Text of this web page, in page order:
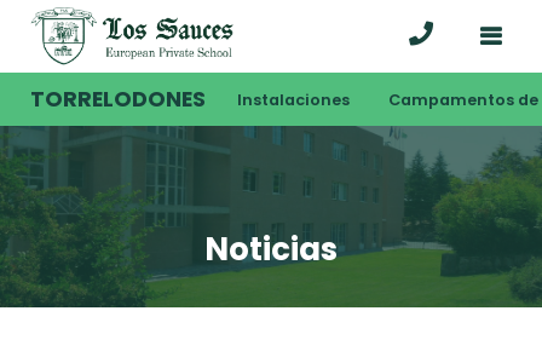
TORRELODONES Instalaciones Campamentos de
Noticias